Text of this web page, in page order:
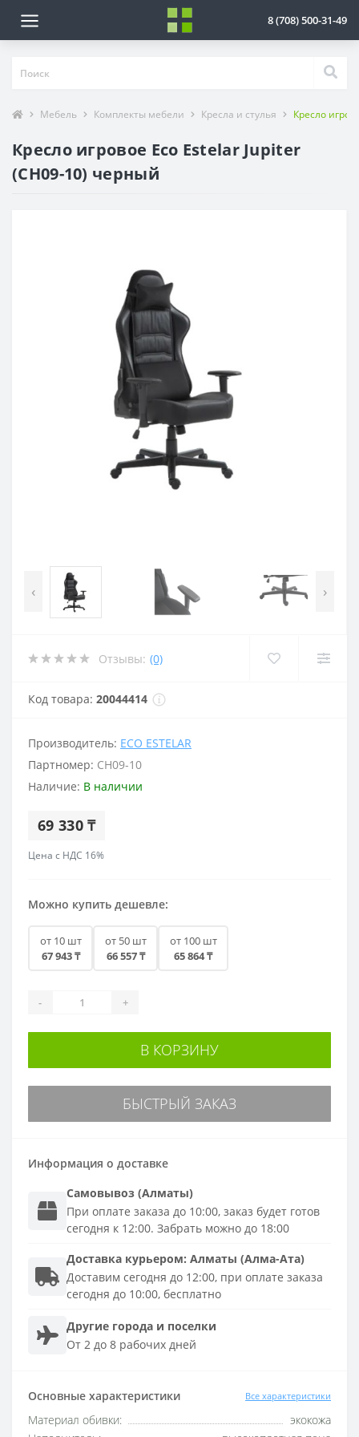
8 (708) 500-31-49
Мебель Комплекты мебели Кресла и стулья Кресло
Кресло игровое Eco Estelar Jupiter
(CH09-10) черный
‹ ›
Отзывы: (0)
Код товара: 20044414
Производитель: ECO ESTELAR
Партномер: CH09-10
Наличие: В наличии
69 330 ₸
Цена с НДС 16%
Можно купить дешевле:
от 10 шт
67 943 ₸
от 50 шт
66 557 ₸
от 100 шт
65 864 ₸
- +
В КОРЗИНУ
БЫСТРЫЙ ЗАКАЗ
Информация о доставке
Самовывоз (Алматы)
При оплате заказа до 10:00, заказ будет готов
сегодня к 12:00. Забрать можно до 18:00
Доставка курьером: Алматы (Алма-Ата)
Доставим сегодня до 12:00, при оплате заказа
сегодня до 10:00, бесплатно
Другие города и поселки
От 2 до 8 рабочих дней
Основные характеристики Все характеристики
Материал обивки:
экокожа